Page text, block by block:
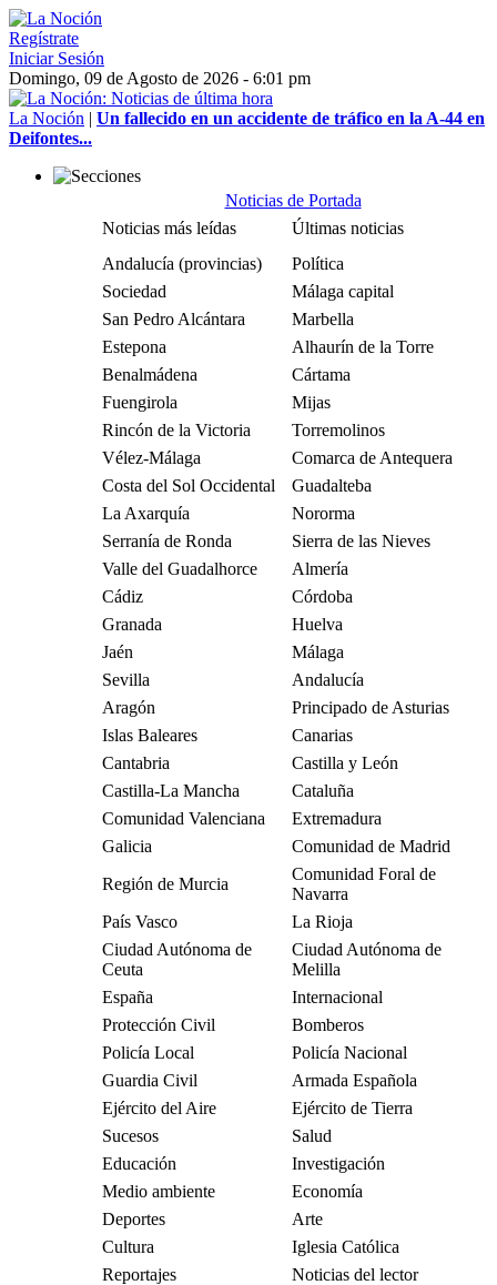
Regístrate
Iniciar Sesión
Domingo, 09 de Agosto de 2026 - 6:01 pm
La Noción | Un fallecido en un accidente de tráfico en la A-44 en
Deifontes...
Noticias de Portada
Noticias más leídas
Últimas noticias
Andalucía (provincias)
Política
Sociedad
Málaga capital
San Pedro Alcántara
Marbella
Estepona
Alhaurín de la Torre
Benalmádena
Cártama
Fuengirola
Mijas
Rincón de la Victoria
Torremolinos
Vélez-Málaga
Comarca de Antequera
Costa del Sol Occidental
Guadalteba
La Axarquía
Nororma
Serranía de Ronda
Sierra de las Nieves
Valle del Guadalhorce
Almería
Cádiz
Córdoba
Granada
Huelva
Jaén
Málaga
Sevilla
Andalucía
Aragón
Principado de Asturias
Islas Baleares
Canarias
Cantabria
Castilla y León
Castilla-La Mancha
Cataluña
Comunidad Valenciana
Extremadura
Galicia
Comunidad de Madrid
Región de Murcia
Comunidad Foral de
Navarra
País Vasco
La Rioja
Ciudad Autónoma de
Ceuta
Ciudad Autónoma de
Melilla
España
Internacional
Protección Civil
Bomberos
Policía Local
Policía Nacional
Guardia Civil
Armada Española
Ejército del Aire
Ejército de Tierra
Sucesos
Salud
Educación
Investigación
Medio ambiente
Economía
Deportes
Arte
Cultura
Iglesia Católica
Reportajes
Noticias del lector